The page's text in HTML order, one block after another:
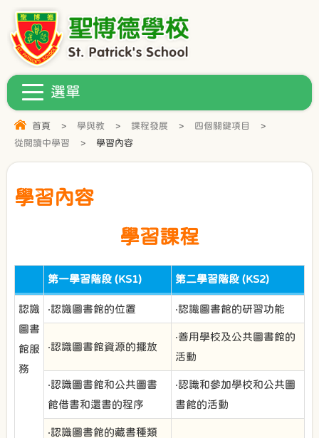
首頁 > 學與教 > 課程發展 > 四個關鍵項目
>
從閱讀中學習
> 學習內容
學習內容
學習課程
第一學習階段 (KS1) 第二學習階段 (KS2)
認識
圖書
館服
務
‧認識圖書館的位置 ‧認識圖書館的研習功能
‧認識圖書館資源的擺放
‧善用學校及公共圖書館的
活動
‧認識圖書館和公共圖書
館借書和還書的程序
‧認識和參加學校和公共圖
書館的活動
‧認識圖書館的藏書種類